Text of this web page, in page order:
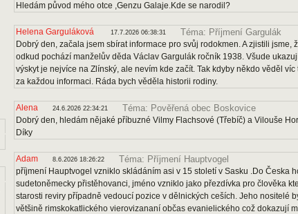
Hledám původ mého otce ,Genzu Galaje.Kde se narodil?
Helena Garguláková 17.7.2026 06:38:31 Téma: Příjmení Gargulák
Dobrý den, začala jsem sbírat informace pro svůj rodokmen. A zjistili jsme,
odkud pochází manželův děda Václav Gargulák ročník 1938. Všude
výskyt je nejvíce na Zlínský, ale nevím kde začít. Tak kdyby někdo věděl
za každou informaci. Ráda bych věděla historii rodiny.
Alena 24.6.2026 22:34:21 Téma: Pověřená obec Boskovice
Dobrý den, hledám nějaké příbuzné Vilmy Flachsové (Třebíč) a Vilouše
Díky
Adam 8.6.2026 18:26:22 Téma: Příjmení Hauptvogel
příjmení Hauptvogel vzniklo skládáním asi v 15 století v Sasku .Do Česka
sudetoněmecky přistěhovanci, jméno vzniklo jako přezdívka pro člověka
starosti reviry případně vedoucí pozice v dělnických ceších. Jeho nositelé
většině rimskokatlického vierovizananí občas evanielického což dokazují